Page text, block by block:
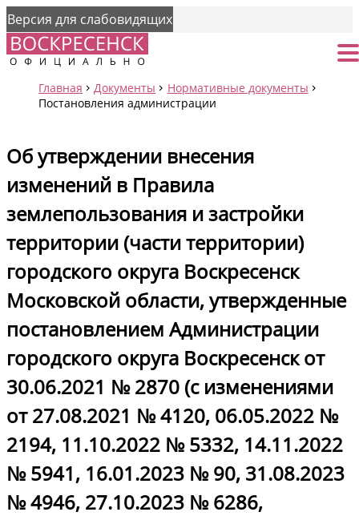
Версия для слабовидящих
Главная Документы
Нормативные документы
Постановления администрации
Об утверждении внесения
изменений в Правила
землепользования и застройки
территории (части территории)
городского округа Воскресенск
Московской области, утвержденные
постановлением Администрации
городского округа Воскресенск от
30.06.2021 № 2870 (с изменениями
от 27.08.2021 № 4120, 06.05.2022 №
2194, 11.10.2022 № 5332, 14.11.2022
№ 5941, 16.01.2023 № 90, 31.08.2023
№ 4946, 27.10.2023 № 6286,